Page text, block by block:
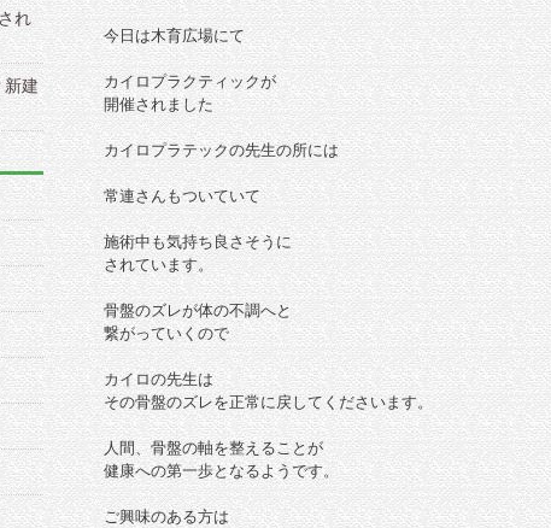
今日は木育広場にて
カイロプラクティックが
開催されました
カイロプラテックの先生の所には
常連さんもついていて
施術中も気持ち良さそうに
されています。
骨盤のズレが体の不調へと
繋がっていくので
カイロの先生は
その骨盤のズレを正常に戻してくださいます。
人間、骨盤の軸を整えることが
健康への第一歩となるようです。
ご興味のある方は
れ
新建